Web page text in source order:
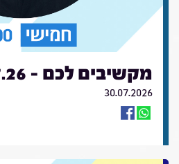
מקשיבים לכם - 30.07.26
30.07.2026